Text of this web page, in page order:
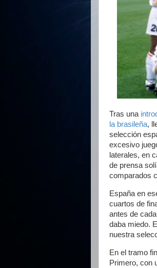
Tras una
la brasileña,
selección
excesivo
laterales, en
de prensa
comparados
España en
cuartos de
antes de
daba miedo.
nuestra
En el tramo
Primero, con